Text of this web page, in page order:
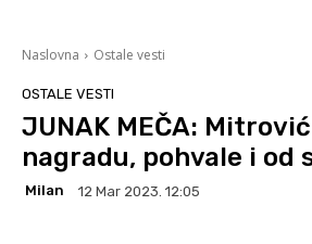
Naslovna Ostale vesti
OSTALE VESTI
JUNAK MEČA:
nagradu, pohvale i od
Milan 12 Mar 2023. 12:05